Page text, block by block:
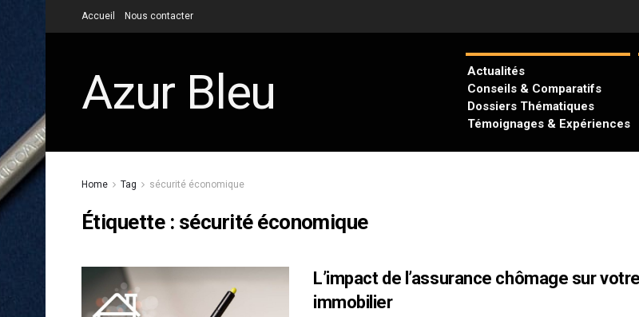
Accueil Nous contacter
Azur Bleu
Actualités
Conseils & Comparatifs
Dossiers Thématiques
Témoignages & Expériences
Home Tag sécurité économique
Étiquette : sécurité économique
L’impact de l’assurance chômage sur
immobilier